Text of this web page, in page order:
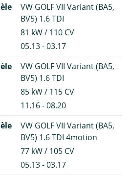
VW GOLF VII Variant (BA5,
BV5) 1.6 TDI
81 kW / 110 CV
05.13 - 03.17
VW GOLF VII Variant (BA5,
BV5) 1.6 TDI
85 kW / 115 CV
11.16 - 08.20
VW GOLF VII Variant (BA5,
BV5) 1.6 TDI 4motion
77 kW / 105 CV
05.13 - 03.17